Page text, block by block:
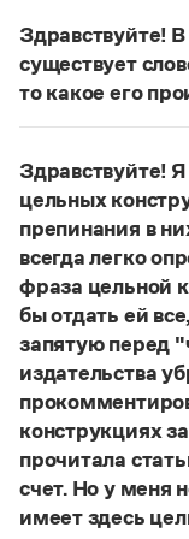
Правила русской
Русский язык.
для школьников
Письмовник
Справочник по
Словарь-
Справочник по
Словарь-
Все справочники
Журнал
Новости и события
Словарь
Словарь
(1956)
Здравствуйте!
существует
то какое его
Нет, не
Страница ответа
Здравствуйте!
цельных
препинания в
всегда легко
фраза цельной
бы отдать ей
запятую перед
издательства
конструкциях
прочитала
счет. Но у меня
имеет здесь